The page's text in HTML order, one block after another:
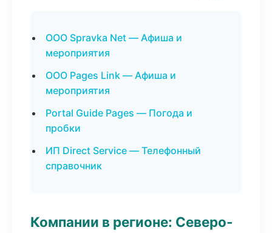
ООО Spravka Net — Афиша и
мероприятия
ООО Pages Link — Афиша и
мероприятия
Portal Guide Pages — Погода и
пробки
ИП Direct Service — Телефонный
справочник
Компании в регионе: Северо-